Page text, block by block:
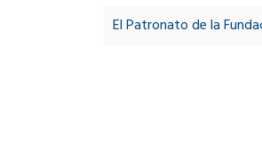
navigation
El Patronato de la